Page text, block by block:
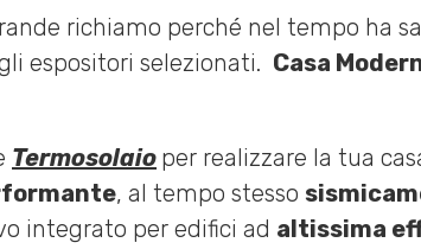
richiamo perché nel tempo ha
espositori selezionati. Casa
Termosolaio per realizzare la tua
, al tempo stesso
integrato per edifici ad altissima